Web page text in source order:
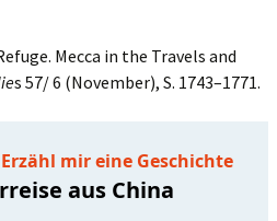
Mecca in the Travels and
s 57/ 6 (November), S. 1743–1771.